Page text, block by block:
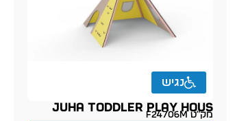
נגיש
JUHA TODDLER PLAY HOUS
מק״ט F24706M